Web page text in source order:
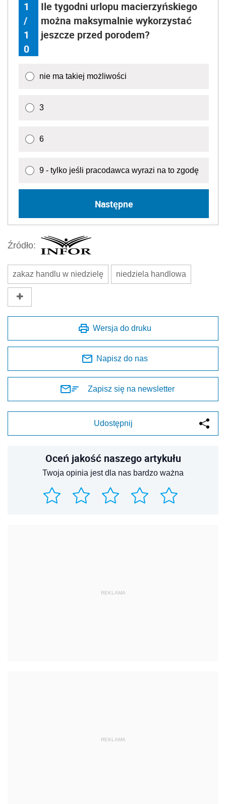
1
/
1
0
Ile tygodni urlopu macierzyńskiego
można maksymalnie wykorzystać
jeszcze przed porodem?
nie ma takiej możliwości
3
6
9 - tylko jeśli pracodawca wyrazi na to zgodę
Następne
Źródło:
zakaz handlu w niedzielę niedziela handlowa
Wersja do druku
Napisz do nas
Zapisz się na newsletter
Udostępnij
Oceń jakość naszego artykułu
Twoja opinia jest dla nas bardzo ważna
REKLAMA
REKLAMA